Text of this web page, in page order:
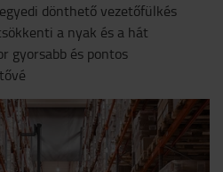
dönthető vezetőfülkés
a nyak és a hát
gyorsabb és pontos